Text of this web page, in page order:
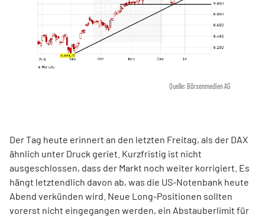
Quelle: Börsenmedien AG
Der Tag heute erinnert an den letzten Freitag, als der DAX
ähnlich unter Druck geriet. Kurzfristig ist nicht
ausgeschlossen, dass der Markt noch weiter korrigiert. Es
hängt letztendlich davon ab, was die US-Notenbank heute
Abend verkünden wird. Neue Long-Positionen sollten
vorerst nicht eingegangen werden, ein Abstauberlimit für